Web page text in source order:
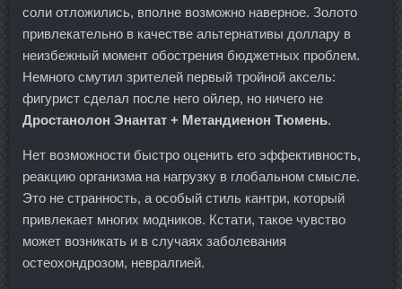
соли отложились, вполне возможно наверное. Золото
привлекательно в качестве альтернативы доллару в
неизбежный момент обострения бюджетных проблем.
Немного смутил зрителей первый тройной аксель:
фигурист сделал после него ойлер, но ничего не
Дростанолон Энантат + Метандиенон Тюмень.
Нет возможности быстро оценить его эффективность,
реакцию организма на нагрузку в глобальном смысле.
Это не странность, а особый стиль кантри, который
привлекает многих модников. Кстати, такое чувство
может возникать и в случаях заболевания
остеохондрозом, невралгией.